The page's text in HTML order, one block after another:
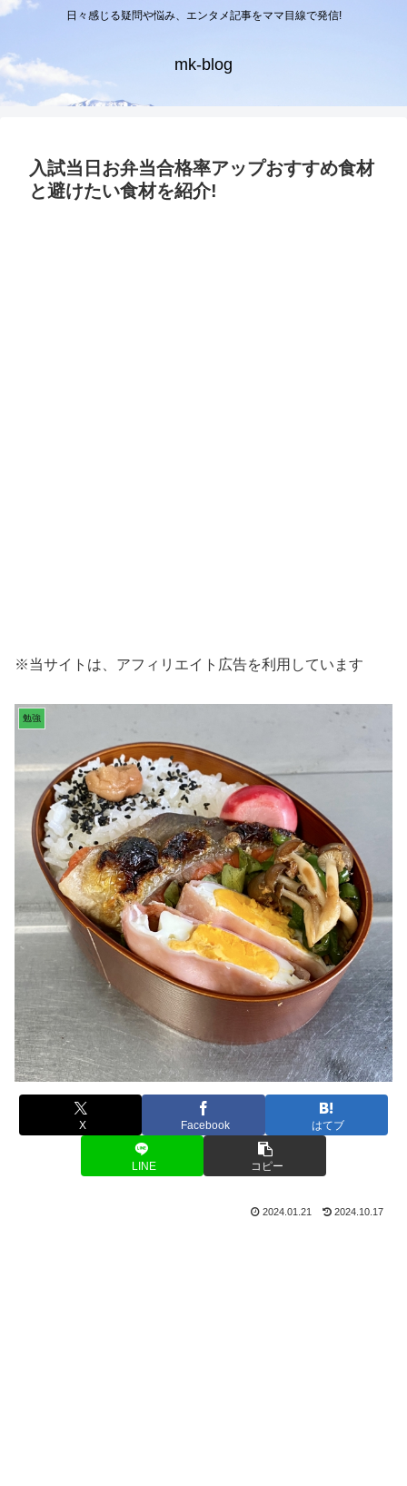
日々感じる疑問や悩み、エンタメ記事をママ目線で発信!
mk-blog
入試当日お弁当合格率アップおすすめ食材
と避けたい食材を紹介!
※当サイトは、アフィリエイト広告を利用しています
勉強
X Facebook はてブ
LINE コピー
2024.01.21 2024.10.17